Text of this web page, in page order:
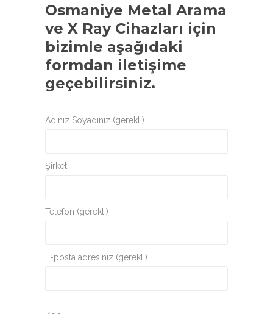
Osmaniye Metal Arama
ve X Ray Cihazları için
bizimle aşağıdaki
formdan iletişime
geçebilirsiniz.
Adınız Soyadınız (gerekli)
Şirket
Telefon (gerekli)
E-posta adresiniz (gerekli)